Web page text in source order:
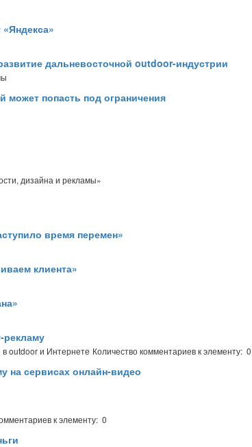
дальневосточной outdoor-индустрии
может попасть под ограничения
дизайна и рекламы»
время перемен»
клиента»
рекламу
outdoor и Интернете Количество комментариев к элементу: 0
на сервисах онлайн-видео
к элементу: 0